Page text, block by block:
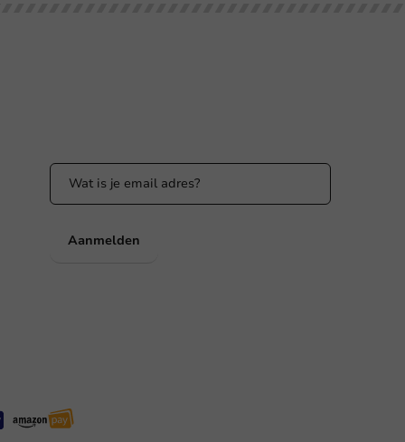
Aanmelden